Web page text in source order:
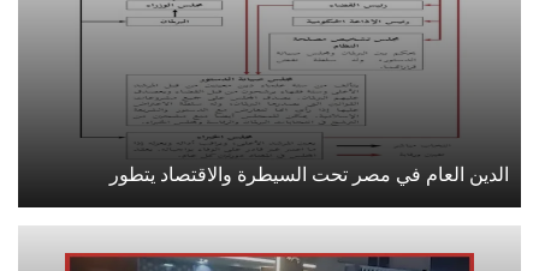
الدين العام في مصر تحت السيطرة والاقتصاد يتطور